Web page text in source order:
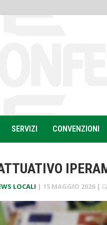
SERVIZI CONVENZIONI
LOCALI | 15 MAGGIO 2026 |